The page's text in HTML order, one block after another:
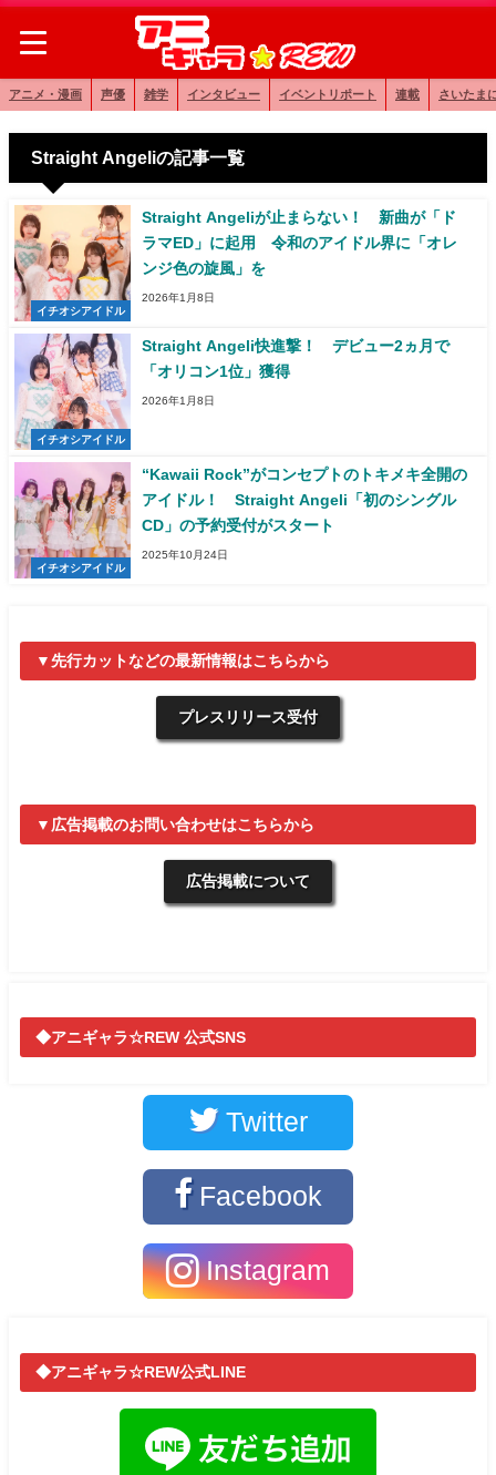
アニメ・漫画 声優 雑学 インタビュー イベントリポート 連載 さいたま
Straight Angeliの記事一覧
イチオシアイドル
Straight Angeliが止まらない！ 新曲が「ド
ラマED」に起用 令和のアイドル界に「オレ
ンジ色の旋風」を
2026年1月8日
イチオシアイドル
Straight Angeli快進撃！ デビュー2ヵ月で
「オリコン1位」獲得
2026年1月8日
イチオシアイドル
“Kawaii Rock”がコンセプトのトキメキ全開の
アイドル！ Straight Angeli「初のシングル
CD」の予約受付がスタート
2025年10月24日
▼先行カットなどの最新情報はこちらから
プレスリリース受付
▼広告掲載のお問い合わせはこちらから
広告掲載について
◆アニギャラ☆REW 公式SNS
Twitter
Facebook
Instagram
◆アニギャラ☆REW公式LINE